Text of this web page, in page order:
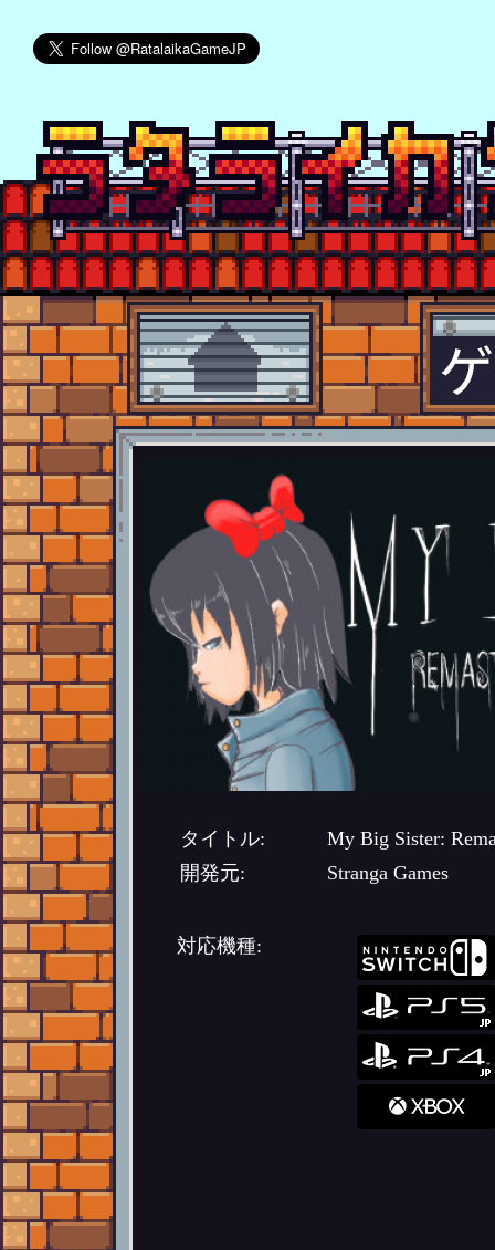
タイトル:
My Big Sister:
開発元:
Stranga Games
対応機種: